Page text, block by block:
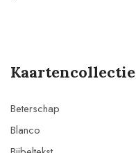
Kaartencollectie
Beterschap
Blanco